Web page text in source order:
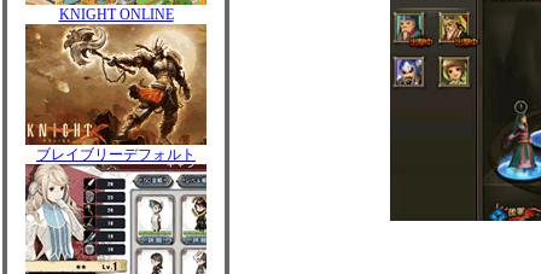
KNIGHT ONLINE
ブレイブリーデフォルト